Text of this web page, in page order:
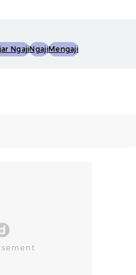
NgajiNgajiMengaji